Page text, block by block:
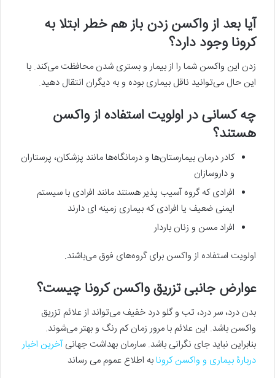
آیا بعد از واکسن زدن باز هم خطر ابتلا به
کرونا وجود دارد؟
زدن این واکسن شما را از بیمار و بستری شدن محافظت می‌کند. با
این حال می‌توانید ناقل بیماری بوده و به دیگران انتقال دهید.
چه کسانی در اولویت استفاده از واکسن
هستند؟
کادر درمان بیمارستان‌ها و درمانگاه‌ها مانند پزشکان، پرستاران
و داروسازان
افرادی که گروه آسیب پذیر هستند مانند افرادی با سیستم
ایمنی ضعیف یا افرادی که بیماری زمینه ای دارند
افراد مسن و زنان باردار
اولویت استفاده از واکسن برای گروه‌های فوق می‌باشند.
عوارض جانبی تزریق واکسن کرونا چیست؟
بدن درد، سر درد، تب و گلو درد خفیف می‌تواند از علائم تزریق
واکسن باشد. این علائم با مرور زمان کم رنگ و بهتر می‌شوند.
بنابراین نباید جای نگرانی باشد. سارمان بهداشت جهانیآخرین اخبار
دربارۀ بیماری و واکسن کرونابه اطلاع عموم می رساند